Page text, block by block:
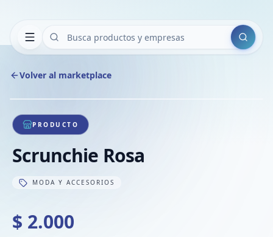
Buscar
Volver al marketplace
1/1
PRODUCTO
Scrunchie Rosa
MODA Y ACCESORIOS
$ 2.000